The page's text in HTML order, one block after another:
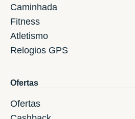
Caminhada
Fitness
Atletismo
Relogios GPS
Ofertas
Ofertas